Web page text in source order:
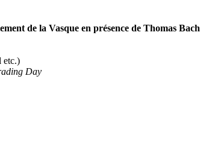
de la Vasque en présence de Thomas Bach
etc.)
Day